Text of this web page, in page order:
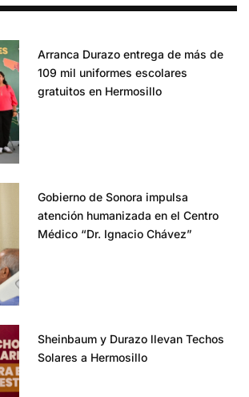
Arranca Durazo entrega de más de
109 mil uniformes escolares
gratuitos en Hermosillo
Gobierno de Sonora impulsa
atención humanizada en el Centro
Médico “Dr. Ignacio Chávez”
Sheinbaum y Durazo llevan Techos
Solares a Hermosillo